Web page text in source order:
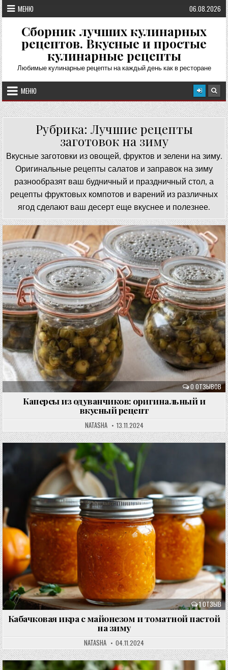
Перейти
к
содержимому
МЕНЮ 06.08.2026
Сборник лучших кулинарных
рецептов. Вкусные и простые
кулинарные рецепты
Любимые кулинарные рецепты на каждый день как в ресторане
МЕНЮ
Рубрика: Лучшие рецепты
заготовок на зиму
Вкусные заготовки из овощей, фруктов и зелени на зиму.
Оригинальные рецепты салатов и заправок на зиму
разнообразят ваш будничный и праздничный стол, а
рецепты фруктовых компотов и варений из различных
ягод сделают ваш десерт еще вкуснее и полезнее.
0 ОТЗЫВОВ
Каперсы из одуванчиков: оригинальный и
вкусный рецепт
NATASHA 13.11.2024
1 ОТЗЫВ
Кабачковая икра с майонезом и томатной пастой
на зиму
NATASHA 04.11.2024